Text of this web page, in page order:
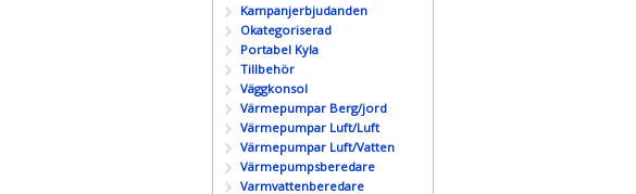
Kampanjerbjudanden
Okategoriserad
Portabel Kyla
Tillbehör
Väggkonsol
Värmepumpar Berg/jord
Värmepumpar Luft/Luft
Värmepumpar Luft/Vatten
Värmepumpsberedare
Varmvattenberedare